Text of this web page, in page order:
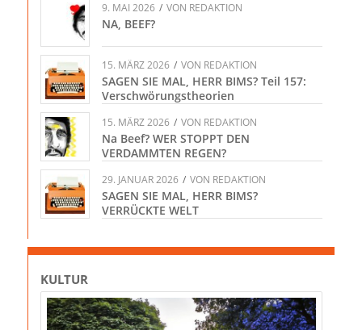
9. MAI 2026 / VON REDAKTION
NA, BEEF?
15. MÄRZ 2026 / VON REDAKTION
SAGEN SIE MAL, HERR BIMS? Teil 157:
Verschwörungstheorien
15. MÄRZ 2026 / VON REDAKTION
Na Beef? WER STOPPT DEN
VERDAMMTEN REGEN?
29. JANUAR 2026 / VON REDAKTION
SAGEN SIE MAL, HERR BIMS?
VERRÜCKTE WELT
KULTUR